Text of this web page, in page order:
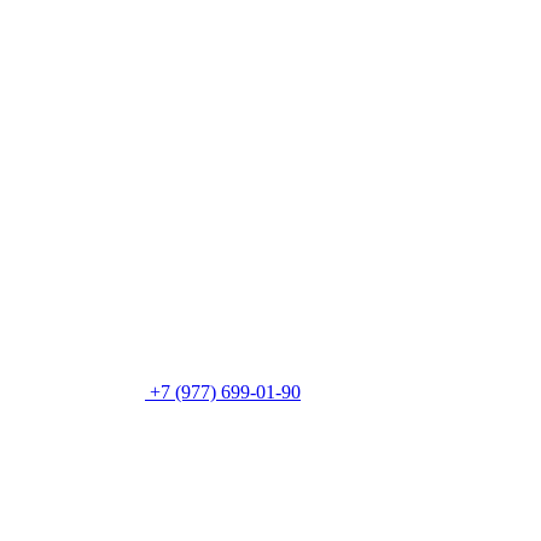
+7 (977) 699-01-90